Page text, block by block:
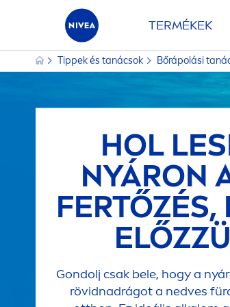
TERMÉKEK
Tippek és tanácsok Bőrápolási
HOL
NYÁRON
FERTŐZÉS,
Gondolj csak bele, hogy a
rövidnadrágot a nedves